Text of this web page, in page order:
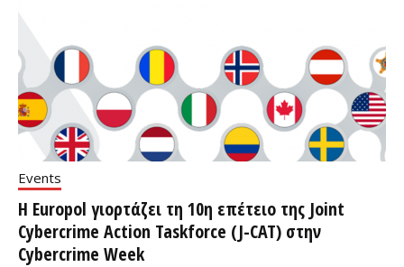
Events
Η Europol γιορτάζει τη 10η επέτειο της Joint
Cybercrime Action Taskforce (J-CAT) στην
Cybercrime Week